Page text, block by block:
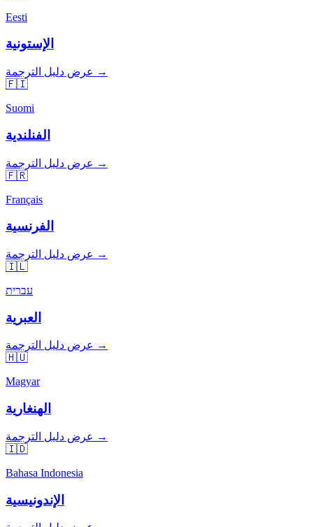
Eesti
الإستونية
عرض دليل الترجمة →
🇫🇮
Suomi
الفنلندية
عرض دليل الترجمة →
🇫🇷
Français
الفرنسية
عرض دليل الترجمة →
🇮🇱
עברית
العبرية
عرض دليل الترجمة →
🇭🇺
Magyar
الهنغارية
عرض دليل الترجمة →
🇮🇩
Bahasa Indonesia
الإندونيسية